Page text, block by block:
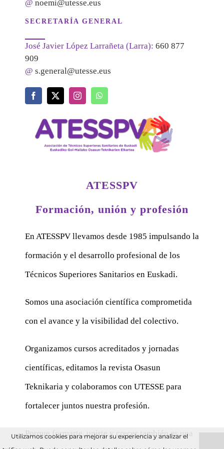
@ noemi@utesse.eus
SECRETARÍA GENERAL
José Javier López Larrañeta (Larra): 660 877
909
@ s.general@utesse.eus
ATESSPV
Formación, unión y profesión
En ATESSPV llevamos desde 1985 impulsando la
formación y el desarrollo profesional de los
Técnicos Superiores Sanitarios en Euskadi.
Somos una asociación científica comprometida
con el avance y la visibilidad del colectivo.
Organizamos cursos acreditados y jornadas
científicas, editamos la revista Osasun
Teknikaria y colaboramos con UTESSE para
fortalecer juntos nuestra profesión.
Porque formarte, unirte y crecer también es una
Utilizamos cookies para mejorar su experiencia y analizar el